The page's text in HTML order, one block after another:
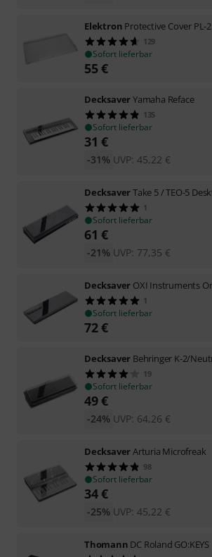
Elektron Protective Cover PL-2
129
Sofort lieferbar
55€
DecksaverYamaha Reface
135
Sofort lieferbar
31 €
UVP: 45,22 €
-31%
DecksaverTake 5 / TEO-5
1
Sofort lieferbar
61 €
UVP: 77,35 €
-21%
Decksaver OXI Instruments
1
Sofort lieferbar
72€
Decksaver Behringer K-2/
19
Sofort lieferbar
49€
UVP: 64,26 €
-24%
DecksaverArturia Microfreak
98
Sofort lieferbar
34€
UVP: 45,22 €
-25%
Thomann DC Roland GO:KEYS